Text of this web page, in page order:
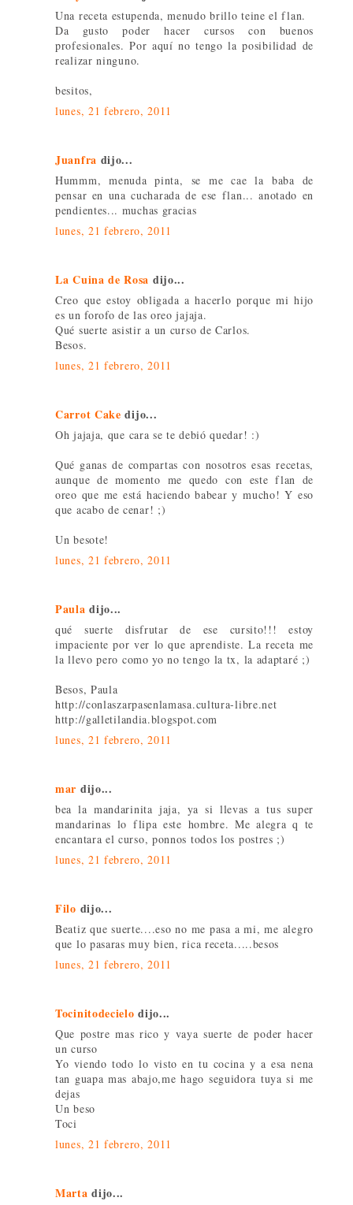
Una receta estupenda, menudo brillo teine el flan.
Da gusto poder hacer cursos con buenos
profesionales. Por aquí no tengo la posibilidad de
realizar ninguno.
besitos,
lunes, 21 febrero, 2011
Juanfra dijo...
Hummm, menuda pinta, se me cae la baba de
pensar en una cucharada de ese flan... anotado en
pendientes... muchas gracias
lunes, 21 febrero, 2011
La Cuina de Rosa dijo...
Creo que estoy obligada a hacerlo porque mi hijo
es un forofo de las oreo jajaja.
Qué suerte asistir a un curso de Carlos.
Besos.
lunes, 21 febrero, 2011
Carrot Cake dijo...
Oh jajaja, que cara se te debió quedar! :)
Qué ganas de compartas con nosotros esas recetas,
aunque de momento me quedo con este flan de
oreo que me está haciendo babear y mucho! Y eso
que acabo de cenar! ;)
Un besote!
lunes, 21 febrero, 2011
Paula dijo...
qué suerte disfrutar de ese cursito!!! estoy
impaciente por ver lo que aprendiste. La receta me
la llevo pero como yo no tengo la tx, la adaptaré ;)
Besos, Paula
http://conlaszarpasenlamasa.cultura-libre.net
http://galletilandia.blogspot.com
lunes, 21 febrero, 2011
mar dijo...
bea la mandarinita jaja, ya si llevas a tus super
mandarinas lo flipa este hombre. Me alegra q te
encantara el curso, ponnos todos los postres ;)
lunes, 21 febrero, 2011
Filo dijo...
Beatiz que suerte....eso no me pasa a mi, me alegro
que lo pasaras muy bien, rica receta.....besos
lunes, 21 febrero, 2011
Tocinitodecielo dijo...
Que postre mas rico y vaya suerte de poder hacer
un curso
Yo viendo todo lo visto en tu cocina y a esa nena
tan guapa mas abajo,me hago seguidora tuya si me
dejas
Un beso
Toci
lunes, 21 febrero, 2011
Marta dijo...